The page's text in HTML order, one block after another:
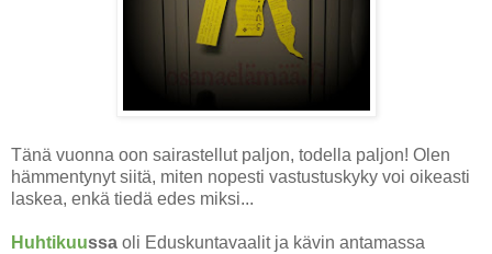
Tänä vuonna oon sairastellut paljon, todella paljon! Olen
hämmentynyt siitä, miten nopesti vastustuskyky voi oikeasti
laskea, enkä tiedä edes miksi...
Huhtikuussa oli Eduskuntavaalit ja kävin antamassa